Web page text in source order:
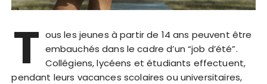
T ous les jeunes à partir de 14 ans peuvent être
embauchés dans le cadre d’un “job d’été”.
Collégiens, lycéens et étudiants effectuent,
pendant leurs vacances scolaires ou universitaires,